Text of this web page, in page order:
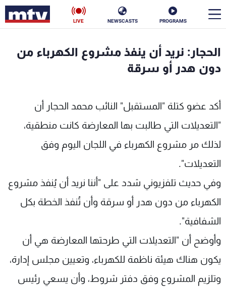
PROGRAMS
NEWSCASTS
LIVE
الحجار: نريد أن ينفذ مشروع الكهرباء من
دون هدر أو سرقة
أكد عضو كتلة "المستقبل" النائب محمد الحجار أن
"التعديلات التي طالبت بها المعارضة كانت منطقية،
لذلك مر مشروع الكهرباء في اللجان اليوم وفق
التعديلات".
وفي حديث تلفزيوني شدد على "أننا نريد أن يُنفذ مشروع
الكهرباء من دون هدر أو سرقة وأن تُنفذ الخطة بكل
الشفافية".
وأوضح أن "التعديلات التي طرحتها المعارضة هي أن
يكون هناك هيئة ناظمة للكهرباء، وتعيين مجلس إدارة،
وتلزيم المشروع وفق دفتر شروط، وأن يسعي رئيس
منوعات رياضة
كأس العالم
البرامج
جدول البرامج
شاهد البرامج
الترددات
عن MTV
وظائف